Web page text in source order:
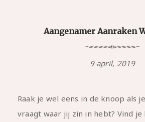
Aangenamer Aanraken
9 april, 2019
Raak je wel eens in de knoop als
vraagt waar jij zin in hebt? Vind